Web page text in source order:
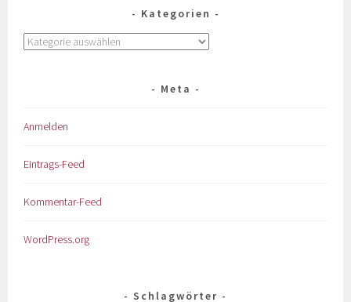
Kategorien
Meta
Anmelden
Eintrags-Feed
Kommentar-Feed
WordPress.org
Schlagwörter